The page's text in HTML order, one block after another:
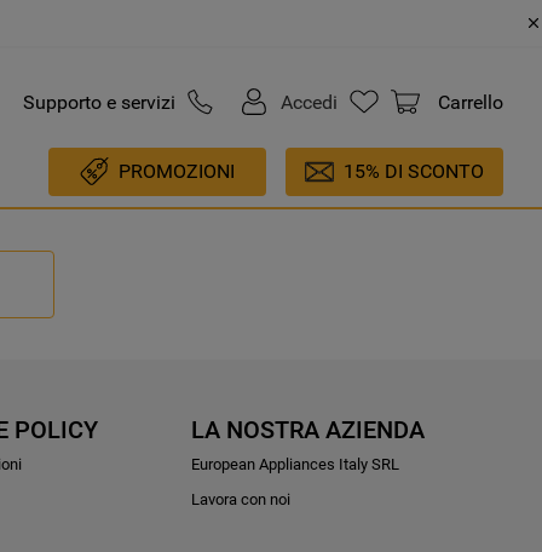
Supporto e servizi Accedi Carrello
PROMOZIONI 15% DI SCONTO
POLICY LA NOSTRA AZIENDA
European Appliances Italy SRL
Lavora con noi